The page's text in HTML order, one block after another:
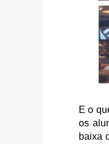
E o
os
baixa